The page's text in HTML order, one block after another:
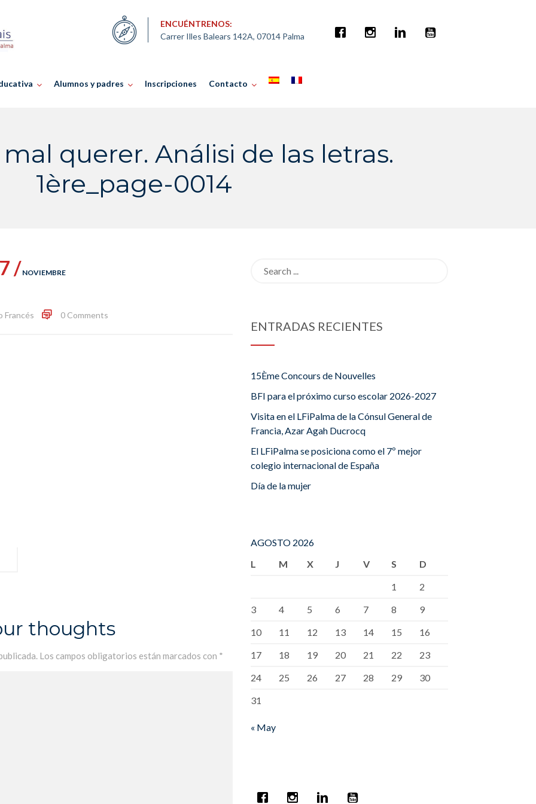
ENCUÉNTRENOS:
Carrer Illes Balears 142A, 07014 Palma
Alumnos y padres Inscripciones Contacto
querer. Análisi de las letras.
1ère_page-0014
/ NOVIEMBRE
Francés 0 Comments
thoughts
Los campos obligatorios están marcados con *
ENTRADAS RECIENTES
15Ème Concours de Nouvelles
BFI para el próximo curso escolar 2026-2027
Visita en el LFiPalma de la Cónsul General de
Francia, Azar Agah Ducrocq
El LFiPalma se posiciona como el 7º mejor
colegio internacional de España
Día de la mujer
AGOSTO 2026
L
M X J V S
D
1
2
3
4 5 6 7 8
9
10
11 12 13 14 15
16
17
18 19 20 21 22
23
24
25 26 27 28 29
30
31
« May